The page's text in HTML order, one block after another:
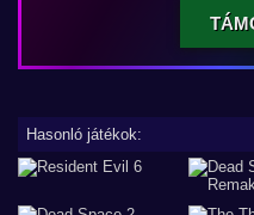
Hasonló játékok: